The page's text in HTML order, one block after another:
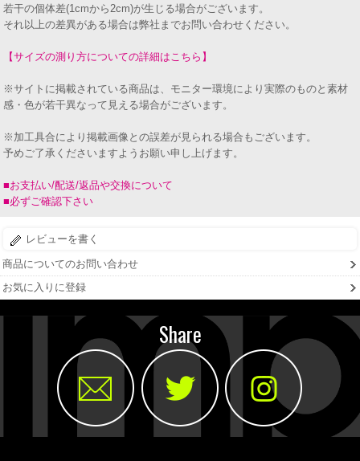
若干の個体差(1cmから2cm)が生じる場合がございます。
それ以上の差異がある場合は弊社までお問い合わせください。
【サイズの測り方についての詳細はこちら】
※サイトに掲載されている商品は、モニター環境により実際のものと素材
感・色が若干異なって見える場合がございます。
※加工具合により掲載画像との誤差が見られる場合もございます。
予めご了承くださいますようお願い申し上げます。
■お支払い/配送/返品や交換について
■必ずご確認下さい
レビューを書く
商品についてのお問い合わせ
お気に入りに登録
Share